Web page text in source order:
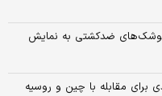
موشک‌های ضدکشتی به نمایش
برای مقابله با چین و روسیه